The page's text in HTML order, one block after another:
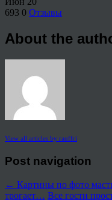
693 0 Отзывы
About the
View all articles by rauffri
Post navigation
← Картины по фото
трогает… Все гости